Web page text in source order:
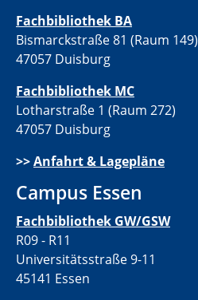
Fachbibliothek BA
Bismarckstraße 81 (Raum 149)
47057 Duisburg
Fachbibliothek MC
Lotharstraße 1 (Raum 272)
47057 Duisburg
>>Anfahrt & Lagepläne
Campus Essen
Fachbibliothek GW/GSW
R09 - R11
Universitätsstraße 9-11
45141 Essen